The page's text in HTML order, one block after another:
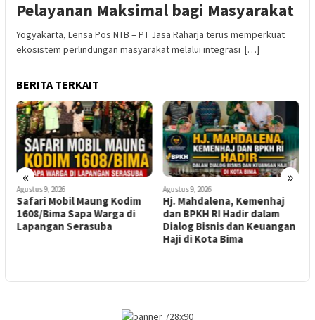
Pelayanan Maksimal bagi Masyarakat
Yogyakarta, Lensa Pos NTB – PT Jasa Raharja terus memperkuat
ekosistem perlindungan masyarakat melalui integrasi […]
BERITA TERKAIT
« »
Agustus 9, 2026
Safari Mobil Maung Kodim
1608/Bima Sapa Warga di
Lapangan Serasuba
Agustus 9, 2026
Hj. Mahdalena, Kemenhaj
dan BPKH RI Hadir dalam
Dialog Bisnis dan Keuangan
Haji di Kota Bima